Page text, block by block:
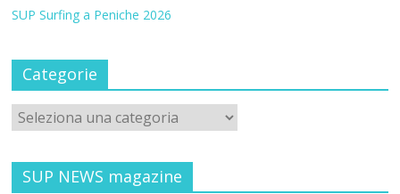
SUP Surfing a Peniche 2026
Categorie
SUP NEWS magazine